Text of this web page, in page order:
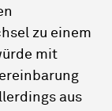
zu einem
mit
aus